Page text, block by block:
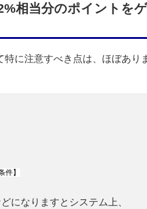
相当分のポイントをゲ
特に注意すべき点は、ほぼあり
件】
になりますとシステム上、